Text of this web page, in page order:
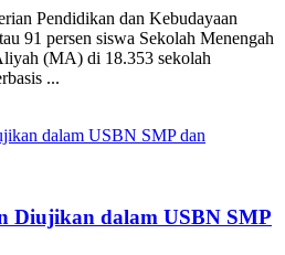
Pendidikan dan Kebudayaan
91 persen siswa Sekolah Menengah
(MA) di 18.353 sekolah
...
Diujikan dalam USBN SMP